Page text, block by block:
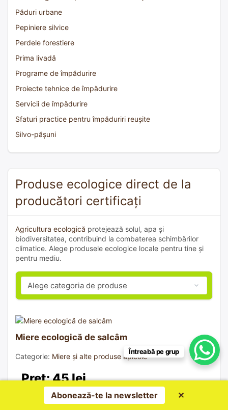
Păduri urbane
Pepiniere silvice
Perdele forestiere
Prima livadă
Programe de împădurire
Proiecte tehnice de împădurire
Servicii de împădurire
Sfaturi practice pentru împăduriri reușite
Silvo-pășuni
Produse ecologice direct de la
producători certificați
Agricultura ecologică protejează solul, apa și
biodiversitatea, contribuind la combaterea schimbărilor
climatice. Alege produsele ecologice locale pentru tine și
pentru mediu.
Miere ecologică de salcâm
Categorie: Miere și alte produse apicole
Preț: 45 lei
Produs și vândut de:Lelcu Nadia -Maria P.F.A.
Abonează-te la newsletter ✕
Întreabă pe grup